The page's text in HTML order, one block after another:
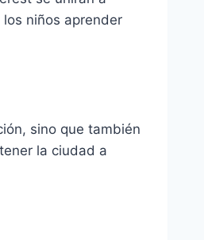
niños aprender
sino que también
la ciudad a